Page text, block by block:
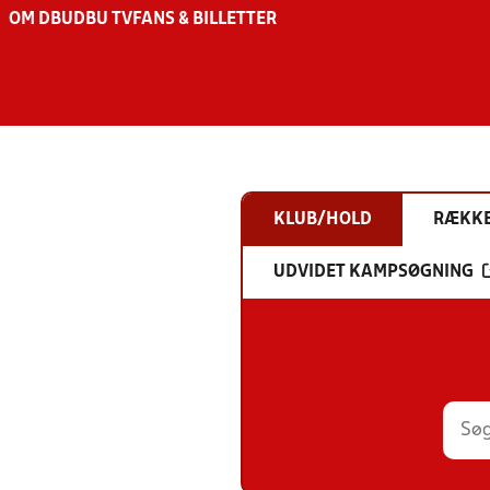
OM DBU DBU TV FANS & BILLETTER
KLUB/HOLD
UDVIDET KAMPSØGNING